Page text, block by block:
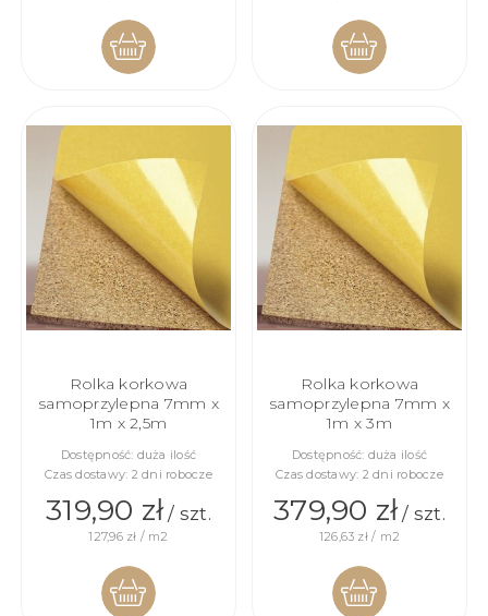
KOSZYKA KOSZYKA
Rolka korkowa
samoprzylepna 7mm x
1m x 2,5m
Dostępność: duża ilość
Czas dostawy: 2 dni robocze
319,90 zł/ szt.
127,96 zł / m2
Rolka korkowa
samoprzylepna 7mm x
1m x 3m
Dostępność: duża ilość
Czas dostawy: 2 dni robocze
379,90 zł/ szt.
126,63 zł / m2